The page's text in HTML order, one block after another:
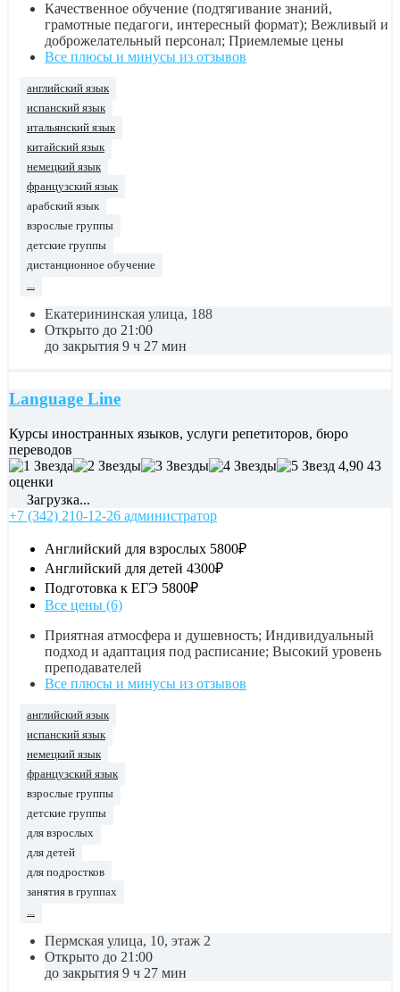
Качественное обучение (подтягивание знаний,
грамотные педагоги, интересный формат); Вежливый и
доброжелательный персонал; Приемлемые цены
Все плюсы и минусы из отзывов
английский язык
испанский язык
итальянский язык
китайский язык
немецкий язык
французский язык
арабский язык
взрослые группы
детские группы
дистанционное обучение
...
Екатерининская улица, 188
Открыто до 21:00
до закрытия 9 ч 27 мин
Language Line
Курсы иностранных языков, услуги репетиторов, бюро
переводов
4,90 43
оценки
Загрузка...
+7 (342) 210-12-26 администратор
Английский для взрослых 5800₽
Английский для детей 4300₽
Подготовка к ЕГЭ 5800₽
Все цены (6)
Приятная атмосфера и душевность; Индивидуальный
подход и адаптация под расписание; Высокий уровень
преподавателей
Все плюсы и минусы из отзывов
английский язык
испанский язык
немецкий язык
французский язык
взрослые группы
детские группы
для взрослых
для детей
для подростков
занятия в группах
...
Пермская улица, 10, этаж 2
Открыто до 21:00
до закрытия 9 ч 27 мин